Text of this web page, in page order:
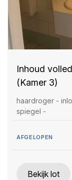
Inhoud
(Kamer 3)
haardroger -
spiegel -
AFGELOPEN
Bekijk lot